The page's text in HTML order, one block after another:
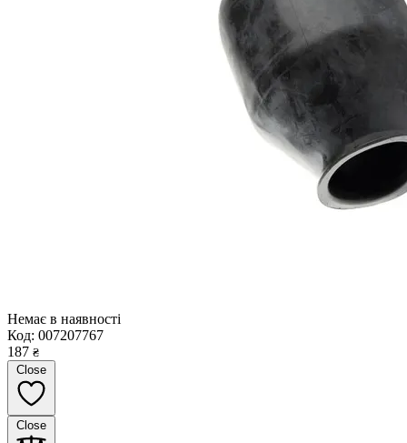
Немає в наявності
Код: 007207767
187 ₴
Close
Close